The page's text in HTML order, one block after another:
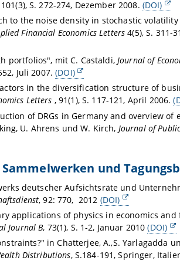
S. 272-274, Dezember 2008. (DOI)
to the noise density in stochastic volatility
Financial Economics Letters4(5), S. 311-
portfolios", mit C. Castaldi, Journal of
Juli 2007.(DOI)
in the diversification structure of
Letters , 91(1), S. 117-121, April 2006.
of DRGs in Germany and overview of
U. Ahrens und W. Kirch, Journal of
und
deutscher Aufsichtsräte und
, 92: 770, 2012 (DOI)
applications of physics in economics and
Journal B, 73(1), S. 1-2, Januar 2010(DOI)
in Chatterjee, A.,S. Yarlagadda
Distributions, S.184-191, Springer,